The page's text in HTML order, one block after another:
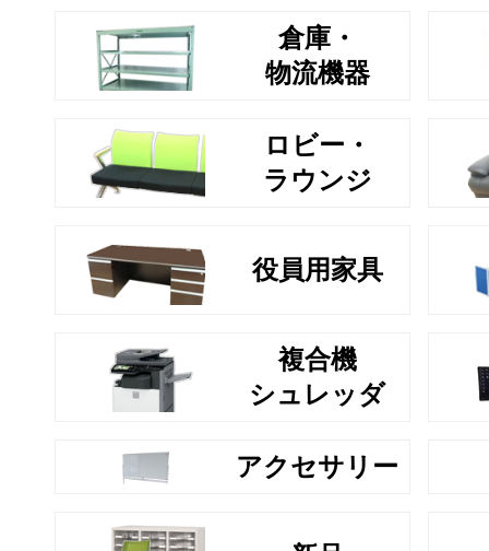
倉庫・
物流機器
ロビー・
ラウンジ
役員用家具
複合機
シュレッダ
アクセサリー